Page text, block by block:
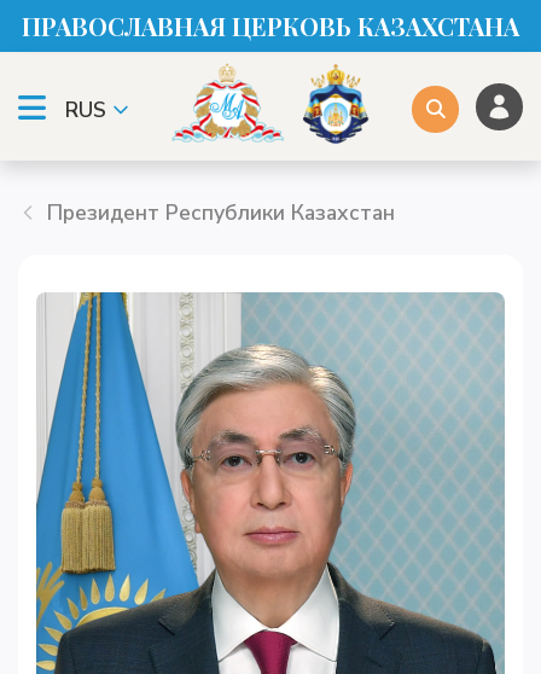
ПРАВОСЛАВНАЯ ЦЕРКОВЬ КАЗАХСТАНА
RUS
Президент Республики Казахстан